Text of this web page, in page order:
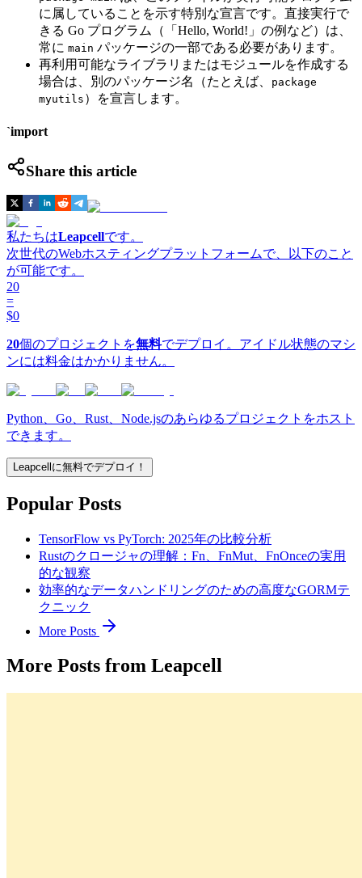
に属していることを示す特別な宣言です。直接実行で
きる Go プログラム（「Hello, World!」の例など）は、
常に main パッケージの一部である必要があります。
再利用可能なライブラリまたはモジュールを作成する
場合は、別のパッケージ名（たとえば、
package
myutils ）を宣言します。
`import
Share this article
私たちはLeapcellです。
次世代のWebホスティングプラットフォームで、以下のこと
が可能です。
20
=
$0
20個のプロジェクトを無料でデプロイ。アイドル状態のマシ
ンには料金はかかりません。
Python、Go、Rust、Node.jsのあらゆるプロジェクトをホスト
できます。
Leapcellに無料でデプロイ！
Popular Posts
TensorFlow vs PyTorch: 2025年の比較分析
Rustのクロージャの理解：Fn、FnMut、FnOnceの実用
的な観察
効率的なデータハンドリングのための高度なGORMテ
クニック
More Posts
More Posts from Leapcell